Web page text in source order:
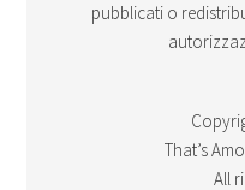
pubblicati o
That’s
All